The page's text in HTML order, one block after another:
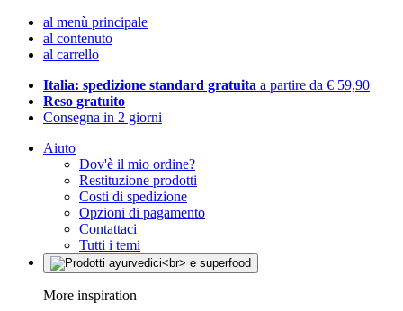
al menù principale
al contenuto
al carrello
Italia: spedizione standard gratuita a partire da € 59,90
Reso gratuito
Consegna in 2 giorni
Aiuto
Dov'è il mio ordine?
Restituzione prodotti
Costi di spedizione
Opzioni di pagamento
Contattaci
Tutti i temi
More inspiration